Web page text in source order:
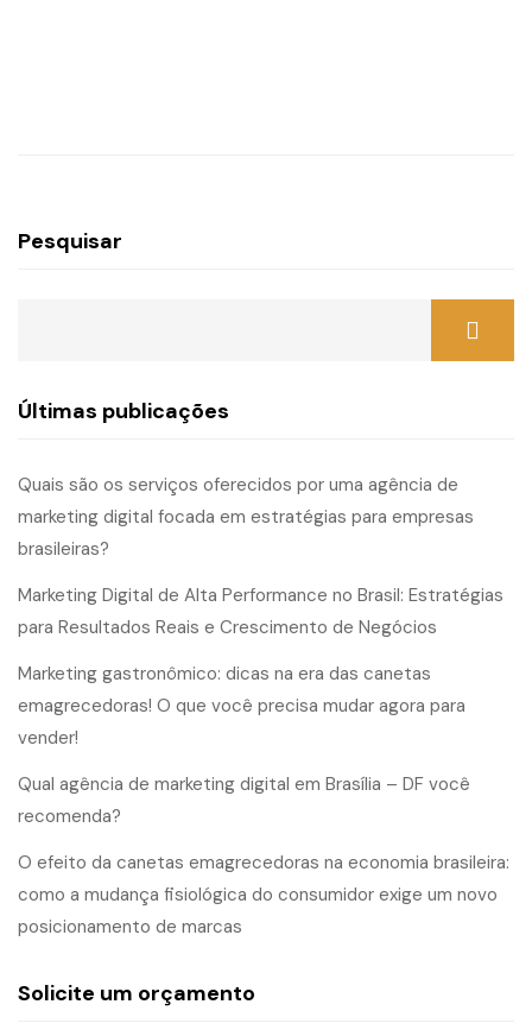
Pesquisar
Últimas publicações
Quais são os serviços oferecidos por uma agência de
marketing digital focada em estratégias para empresas
brasileiras?
Marketing Digital de Alta Performance no Brasil: Estratégias
para Resultados Reais e Crescimento de Negócios
Marketing gastronômico: dicas na era das canetas
emagrecedoras! O que você precisa mudar agora para
vender!
Qual agência de marketing digital em Brasília – DF você
recomenda?
O efeito da canetas emagrecedoras na economia brasileira:
como a mudança fisiológica do consumidor exige um novo
posicionamento de marcas
Solicite um orçamento